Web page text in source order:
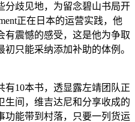
分歧见地，为留念碧山书局开
正在日本的运营实践，他
有震憾的感受，这是他为争取
只能采纳添加补助的体例。
10本书，透显露左靖团队正
生间，维吉达尼和分享收成的
功能带到村落，只要一列货运